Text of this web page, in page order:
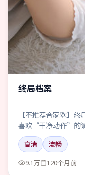
终局档案
【不推荐合家欢】终
喜欢“干净动作”的请
高清
流畅
9.1万
120个月前